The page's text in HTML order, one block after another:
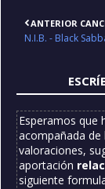
ANTERIOR
N.I.B. - Black
Esperamos que
acompañada
valoraciones,
aportación
siguiente